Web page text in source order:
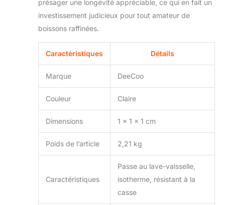
présager une longévité appréciable, ce qui en fait un
investissement judicieux pour tout amateur de
boissons raffinées.
Caractéristiques Détails
Marque DeeCoo
Couleur Claire
Dimensions 1 x 1 x 1 cm
Poids de l’article 2,21 kg
Caractéristiques
Passe au lave-vaisselle,
isotherme, résistant à la
casse